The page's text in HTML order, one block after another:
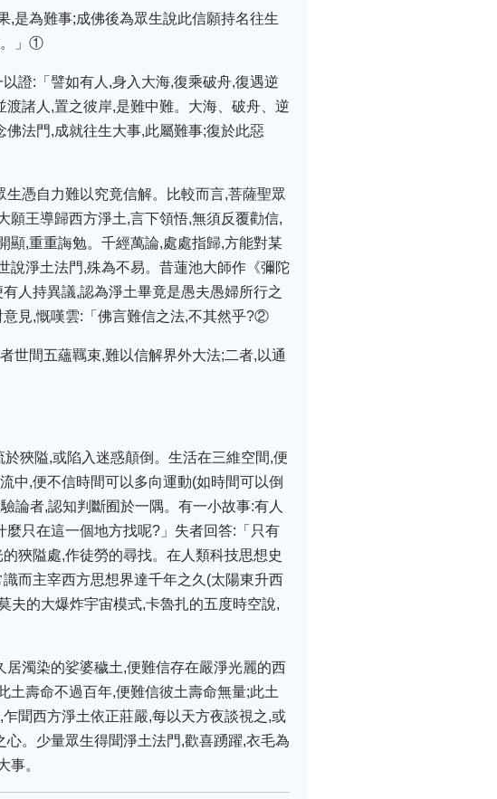
,是為難事;成佛後為眾生說此信願持名往生
。」①
證:「譬如有人,身入大海,復乘破舟,復遇逆
諸人,置之彼岸,是難中難。大海、破舟、逆
法門,成就往生大事,此屬難事;復於此惡
憑自力難以究竟信解。比較而言,菩薩聖眾
願王導歸西方淨土,言下領悟,無須反覆勸信,
顯,重重誨勉。千經萬論,處處指歸,方能對某
說淨土法門,殊為不易。昔蓮池大師作《彌陀
人持異議,認為淨土畢竟是愚夫愚婦所行之
見,慨嘆雲:「佛言難信之法,不其然乎?②
世間五蘊羈束,難以信解界外大法;二者,以通
狹隘,或陷入迷惑顛倒。生活在三維空間,便
中,便不信時間可以多向運動(如時間可以倒
論者,認知判斷囿於一隅。有一小故事:有人
只在這一個地方找呢?」失者回答:「只有
狹隘處,作徒勞的尋找。在人類科技思想史
而主宰西方思想界達千年之久(太陽東升西
夫的大爆炸宇宙模式,卡魯扎的五度時空說,
濁染的娑婆穢土,便難信存在嚴淨光麗的西
土壽命不過百年,便難信彼土壽命無量;此土
聞西方淨土依正莊嚴,每以天方夜談視之,或
。少量眾生得聞淨土法門,歡喜踴躍,衣毛為
事。